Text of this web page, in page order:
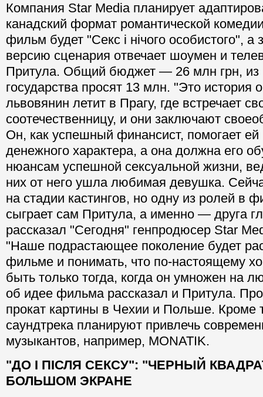
Компания Star Media планирует
канадский формат романтической
фильм будет "Секс і нічого особистого", а
версию сценария отвечает шоумен и
Притула. Общий бюджет — 26 млн грн, из
государства просят 13 млн. "Это история
львовянин летит в Прагу, где встречает
соотечественницу, и они заключают
Он, как успешный финансист, помогает
денежного характера, а она должна его
нюансам успешной сексуальной жизни,
них от него ушла любимая девушка.
на стадии кастингов, но одну из ролей в
сыграет сам Притула, а именно — друга
рассказал "Сегодня" генпродюсер Star
"Наше подрастающее поколение будет
фильме и понимать, что по-настоящему
быть только тогда, когда он умножен на
об идее фильма рассказал и Притула.
прокат картины в Чехии и Польше. Кроме
саундтрека планируют привлечь
музыкантов, например, MONATIK.
"ДО І ПІСЛЯ СЕКСУ": "ЧЕРНЫЙ
БОЛЬШОМ ЭКРАНЕ